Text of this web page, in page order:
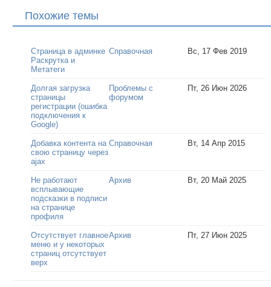
Похожие темы
Страница в админке
Раскрутка и
Метатеги
Справочная Вс, 17 Фев 2019
Долгая загрузка
страницы
регистрации (ошибка
подключения к
Google)
Проблемы с
форумом
Пт, 26 Июн 2026
Добавка контента на
свою страницу через
ajax
Справочная Вт, 14 Апр 2015
Не работают
всплывающие
подсказки в подписи
на странице
профиля
Архив Вт, 20 Май 2025
Отсутствует главное
меню и у некоторых
страниц отсутствует
верх
Архив Пт, 27 Июн 2025